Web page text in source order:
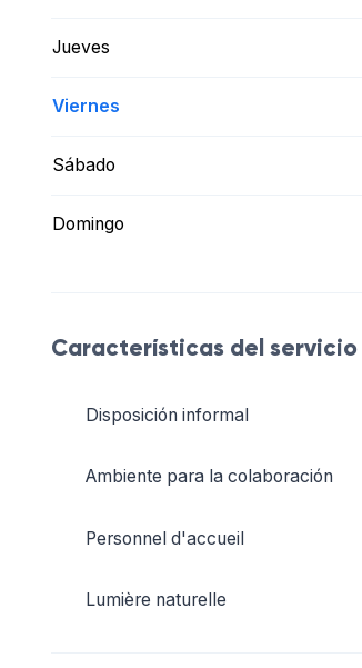
Jueves
Viernes
Sábado
Domingo
Características del servicio
Disposición informal
Ambiente para la colaboración
Personnel d'accueil
Lumière naturelle